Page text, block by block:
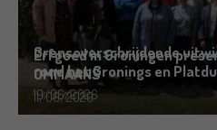
Grensoverschrijdende
rond het Gronings en
19/06/2026
Erfgoed in Groningen
OMMAANS
11/06/2026